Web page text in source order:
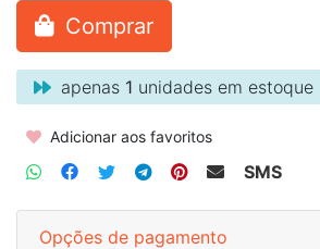
Comprar
apenas 1 unidades em estoque
Adicionar aos favoritos
SMS
Opções de pagamento